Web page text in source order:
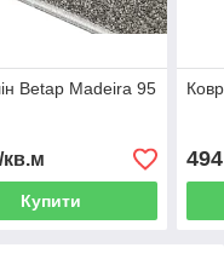
Betap Madeira 95
Купити
494